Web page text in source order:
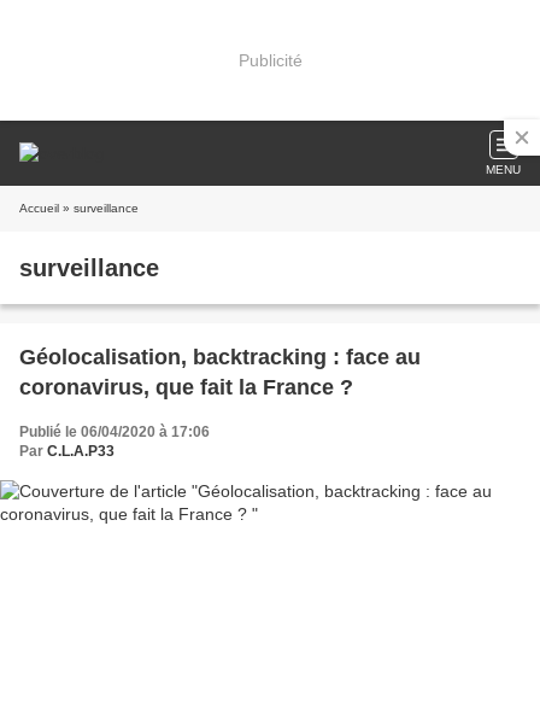
Publicité
MENU
Accueil » surveillance
surveillance
Géolocalisation, backtracking : face au
coronavirus, que fait la France ?
Publié le 06/04/2020 à 17:06
Par C.L.A.P33